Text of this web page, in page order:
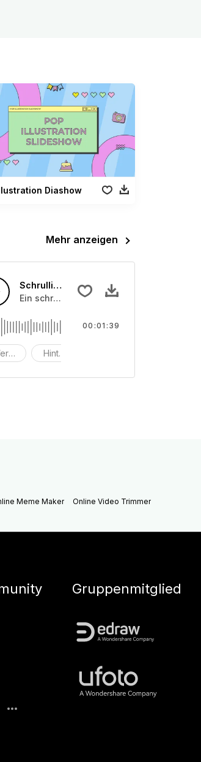
Diashow
Mehr anzeigen
Schrulliger Retro-Swing
Ein schrulliges Retro-Klavier mit Bass,
Hintergrund
00:01:39
Meme Maker Online Video Trimmer
Gruppenmitglied